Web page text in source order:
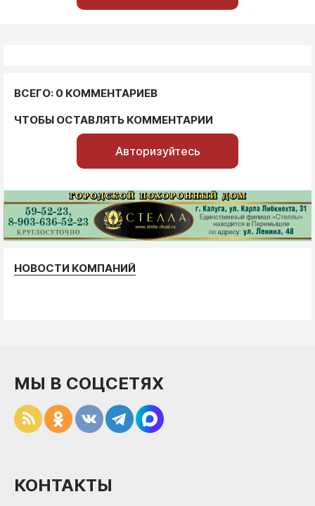
ВСЕГО: 0 КОММЕНТАРИЕВ
ЧТОБЫ ОСТАВЛЯТЬ КОММЕНТАРИИ
Авторизуйтесь
НОВОСТИ КОМПАНИЙ
МЫ В СОЦСЕТЯХ
КОНТАКТЫ